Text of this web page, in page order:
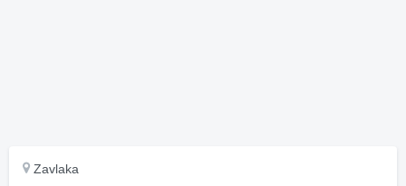
Zavlaka